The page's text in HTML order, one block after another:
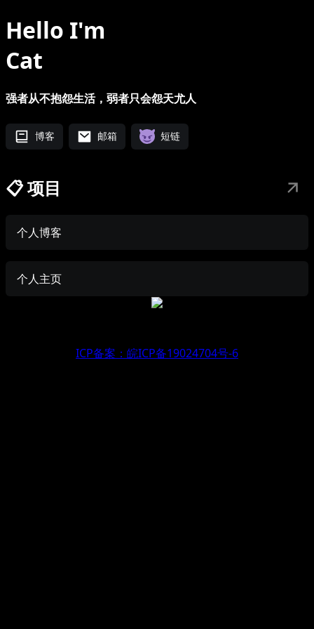
Hello I'm
Cat
强者从不抱怨生活，弱者只会怨天尤人
博客 邮箱 短链
📋 项目
个人博客
个人主页
ICP备案：皖ICP备19024704号-6